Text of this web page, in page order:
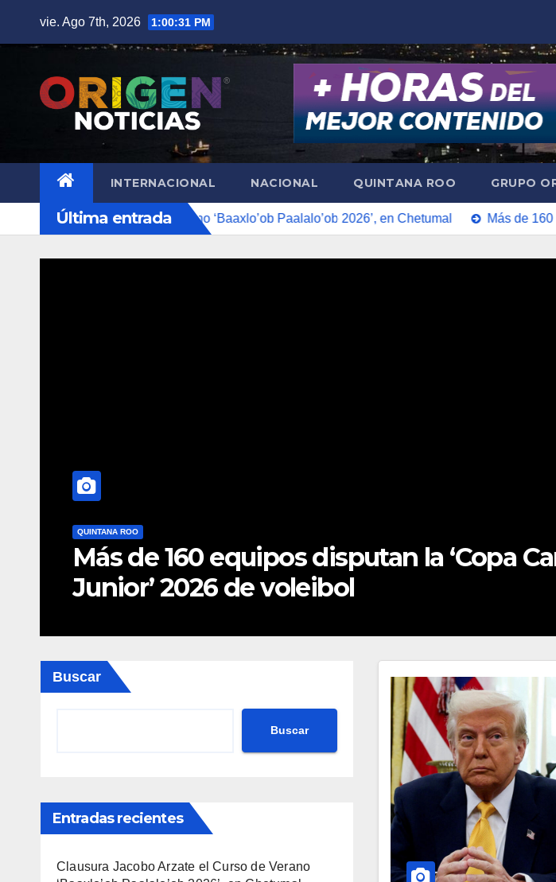
vie. Ago 7th, 2026 1:00:32 PM
INTERNACIONAL NACIONAL QUINTANA ROO GRUPO
Última entrada
el Curso de Verano ‘Baaxlo’ob Paalalo’ob 2026’, en Chetumal Más de 160 equipos
QUINTANA ROO
Más de 160 equipos disputan la ‘Copa
Junior’ 2026 de voleibol
Buscar
Buscar
Entradas recientes
Clausura Jacobo Arzate el Curso de Verano